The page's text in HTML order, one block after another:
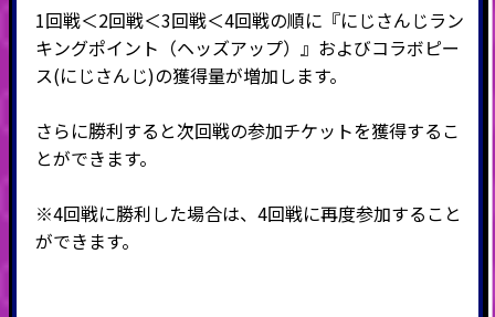
1回戦＜2回戦＜3回戦＜4回戦の順に『にじさんじラン
キングポイント（ヘッズアップ）』およびコラボピー
ス(にじさんじ)の獲得量が増加します。
さらに勝利すると次回戦の参加チケットを獲得するこ
とができます。
※4回戦に勝利した場合は、4回戦に再度参加すること
ができます。